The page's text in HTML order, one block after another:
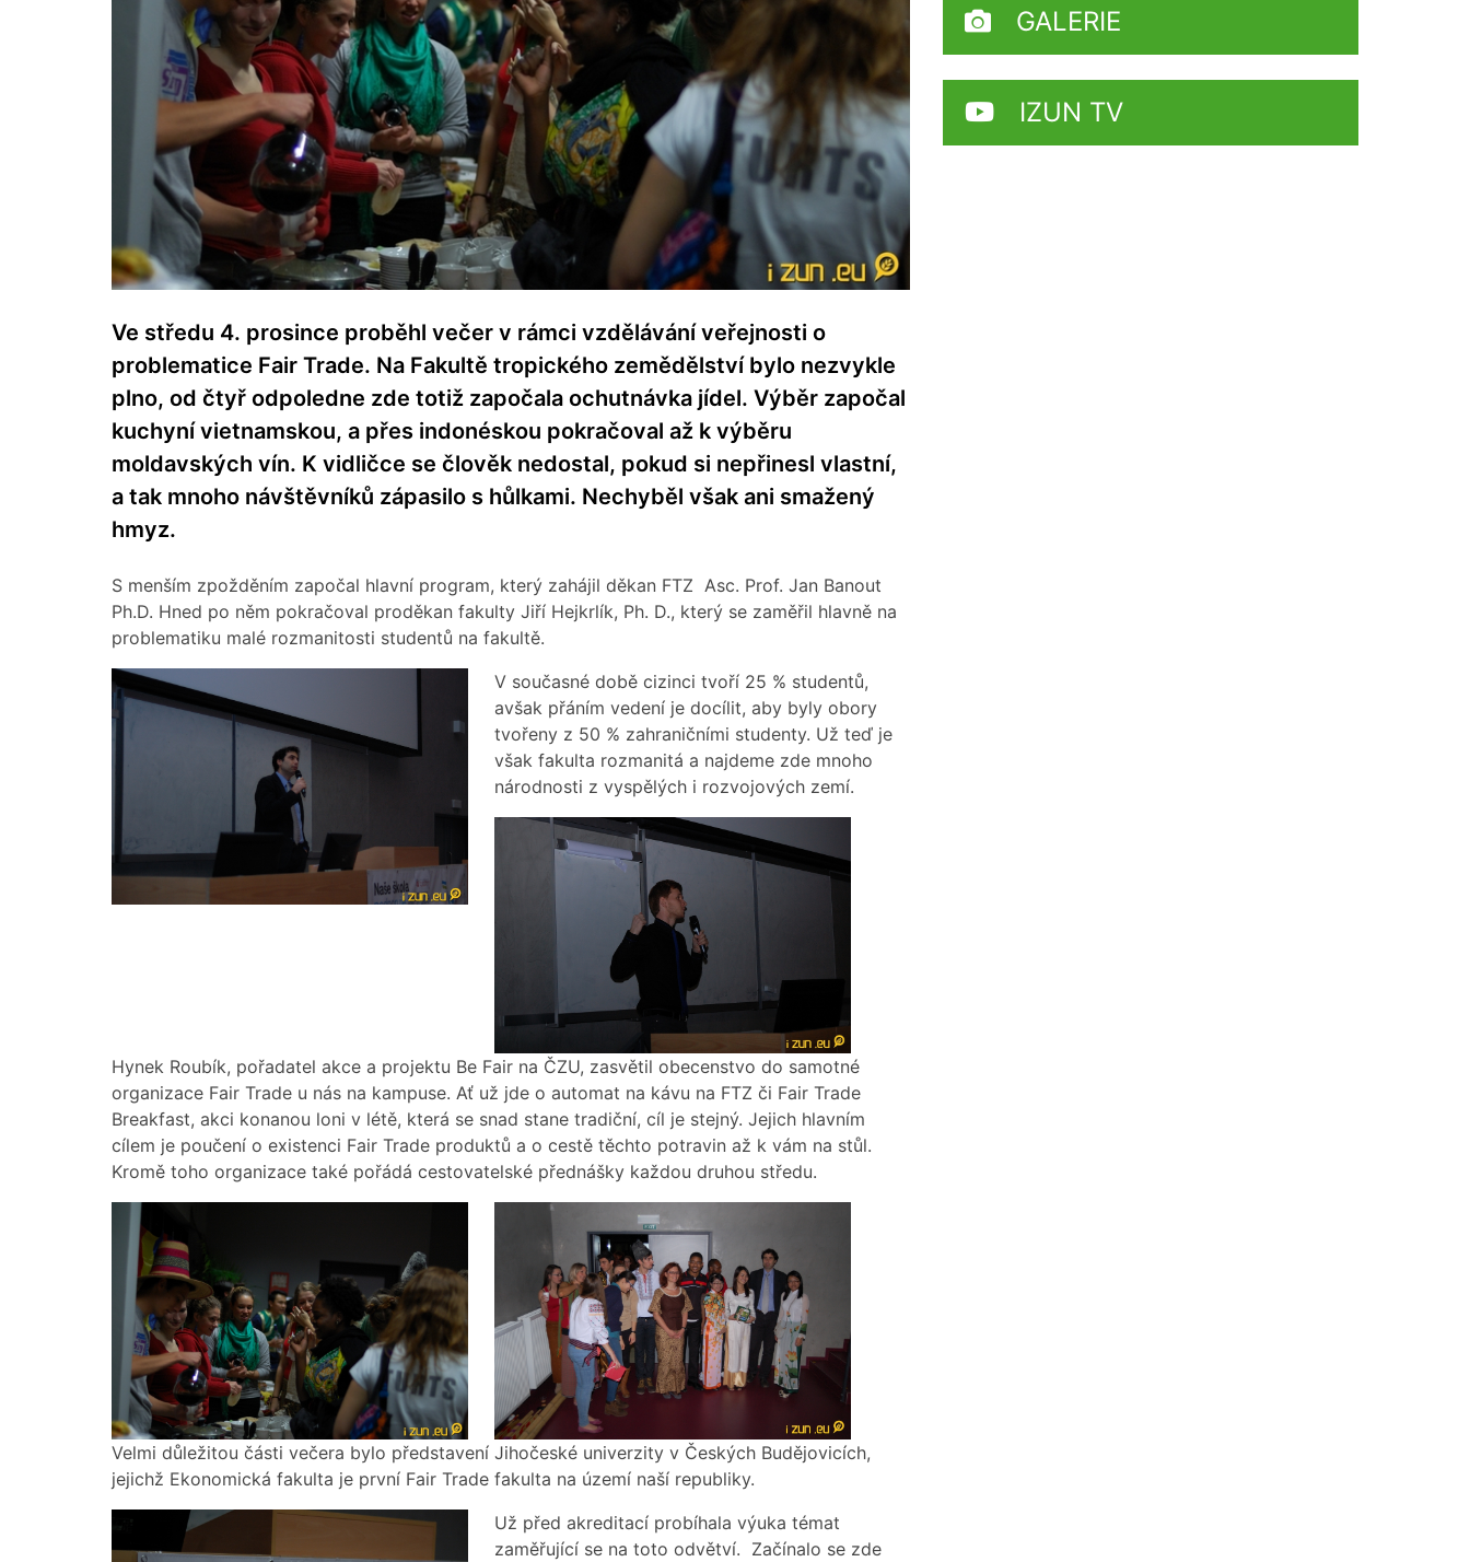
Ve středu 4. prosince proběhl večer v rámci vzdělávání veřejnosti o
problematice Fair Trade. Na Fakultě tropického zemědělství bylo nezvykle
plno, od čtyř odpoledne zde totiž započala ochutnávka jídel. Výběr započal
kuchyní vietnamskou, a přes indonéskou pokračoval až k výběru
moldavských vín. K vidličce se člověk nedostal, pokud si nepřinesl vlastní,
a tak mnoho návštěvníků zápasilo s hůlkami. Nechyběl však ani smažený
hmyz.
S menším zpožděním započal hlavní program, který zahájil děkan FTZ Asc. Prof. Jan Banout
Ph.D. Hned po něm pokračoval proděkan fakulty Jiří Hejkrlík, Ph. D., který se zaměřil hlavně na
problematiku malé rozmanitosti studentů na fakultě.
V současné době cizinci tvoří 25 % studentů,
avšak přáním vedení je docílit, aby byly obory
tvořeny z 50 % zahraničními studenty. Už teď je
však fakulta rozmanitá a najdeme zde mnoho
národnosti z vyspělých i rozvojových zemí.
Hynek Roubík, pořadatel akce a projektu Be Fair na ČZU, zasvětil obecenstvo do samotné
organizace Fair Trade u nás na kampuse. Ať už jde o automat na kávu na FTZ či Fair Trade
Breakfast, akci konanou loni v létě, která se snad stane tradiční, cíl je stejný. Jejich hlavním
cílem je poučení o existenci Fair Trade produktů a o cestě těchto potravin až k vám na stůl.
Kromě toho organizace také pořádá cestovatelské přednášky každou druhou středu.
Velmi důležitou části večera bylo představení Jihočeské univerzity v Českých Budějovicích,
jejichž Ekonomická fakulta je první Fair Trade fakulta na území naší republiky.
Už před akreditací probíhala výuka témat
zaměřující se na toto odvětví. Začínalo se zde
GALERIE
IZUN TV